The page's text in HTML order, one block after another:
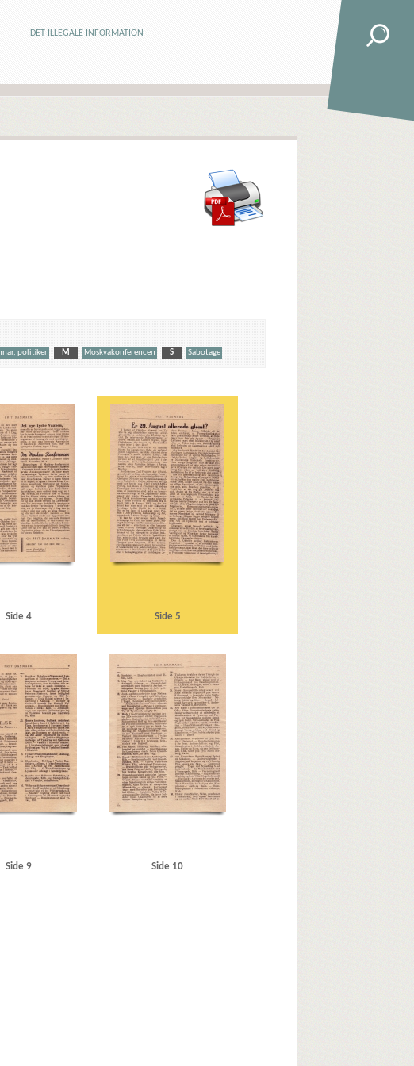
DET ILLEGALE INFORMATION
politiker M Moskvakonferencen S Sabotage
Auning Møbel- og Madrasfabrik
Blegdamsvej, Kbh. Borgerrepræsentationen
Bredgade, Kbh.
politiker Churchill, Winston Clearingkontoen
D
Odense Den usynlige Front, bogtitel
Deutsche Wurst, Kbh.
Elektromekano, Kbh.
Ellehauge Jørgensen, inspektør
G Gartnergade, Kbh.
Genevekonventionen
det danske
Hanneken, Hermann von
Hellerup Havn Hellesens Fabrikker Helsingør
Hillerød
Hull, Cordell
det danske Islands Brygge Italien
J
Olsen, Jens, mekaniker
Orlogsværftet
mekaniker, Gørding
Raadhuspladsen, Kbh.
Ribe Riffelsyndikatet
Rigsdagen, den danske
Kors S Schalburgkorpset Sejrøgade, Kbh.
Siemens
Standard Electric, Kbh.
Storbritannien
fisker, Rødding Sønderjylland T
Titan, fabrik
Mose V
Vedel, Aage H., viceadmiral
Viby Vordingborg Vraa Vridsløselille
Vægtergaarden
Side 4 Side 5
Side 9 Side 10